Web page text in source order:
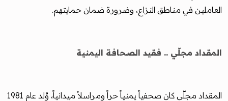
العاملين في مناطق النزاع، وضرورة ضمان حمايتهم.
المقداد مجلّي .. فقيد الصحافة اليمنية
المقداد مجلّي كان صحفياً يمنياً حراً ومراسلاً ميدانياً، وُلد عام 1981